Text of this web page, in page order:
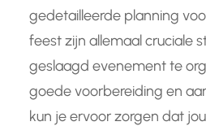
gedetailleerde planning
feest zijn allemaal cruciale
geslaagd evenement te
goede voorbereiding en
kun je ervoor zorgen dat